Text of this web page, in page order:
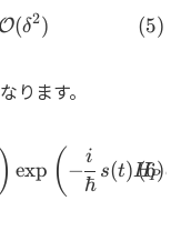
O(δ2)
ります。
) exp ( −
ℏ
i
s(t)HP δ